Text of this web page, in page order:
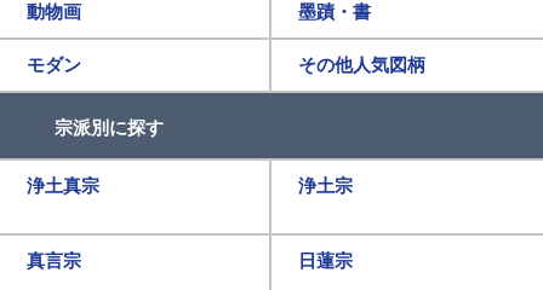
動物画 墨蹟・書
モダン その他人気図柄
宗派別に探す
浄土真宗 浄土宗
真言宗 日蓮宗